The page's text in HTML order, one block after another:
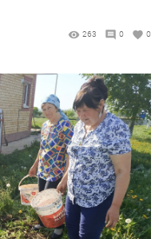
263 0 0